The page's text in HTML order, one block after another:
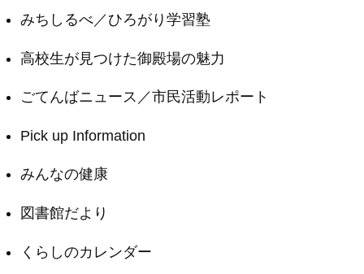
みちしるべ／ひろがり学習塾
高校生が見つけた御殿場の魅力
ごてんばニュース／市民活動レポート
Pick up Information
みんなの健康
図書館だより
くらしのカレンダー